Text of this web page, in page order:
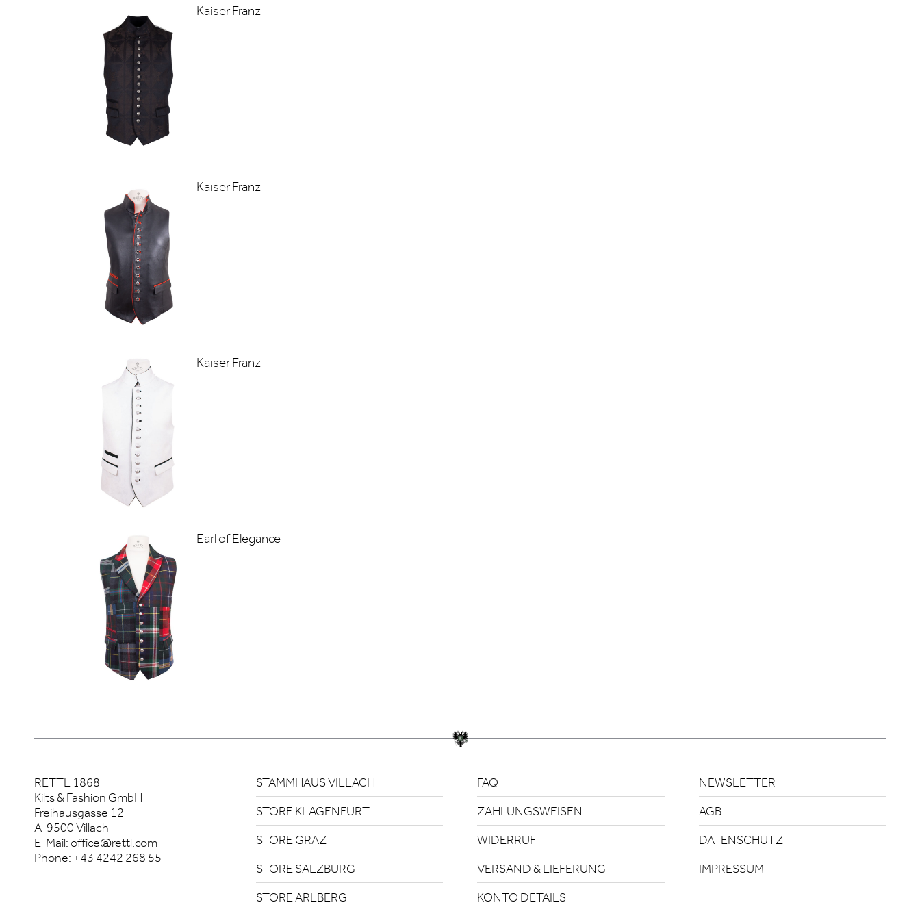
Kaiser Franz
Kaiser Franz
Kaiser Franz
Earl of Elegance
RETTL 1868
Kilts & Fashion GmbH
Freihausgasse 12
A-9500 Villach
E-Mail:office@rettl.com
Phone: +43 4242 268 55
STAMMHAUS VILLACH
STORE KLAGENFURT
STORE GRAZ
STORE SALZBURG
STORE ARLBERG
FAQ
ZAHLUNGSWEISEN
WIDERRUF
VERSAND & LIEFERUNG
KONTO DETAILS
NEWSLETTER
AGB
DATENSCHUTZ
IMPRESSUM